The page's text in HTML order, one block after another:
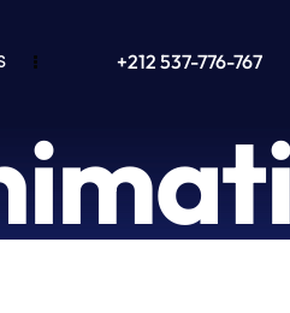
+212 537-776-767